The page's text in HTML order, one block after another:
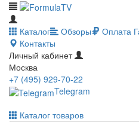
Каталог Обзоры Оплата
Контакты
Личный кабинет
Москва
+7 (495) 929-70-22
Telegram
Каталог товаров